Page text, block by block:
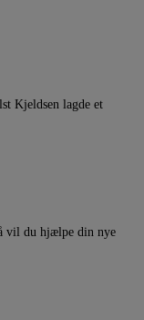
Kjeldsen lagde et
vil du hjælpe din nye